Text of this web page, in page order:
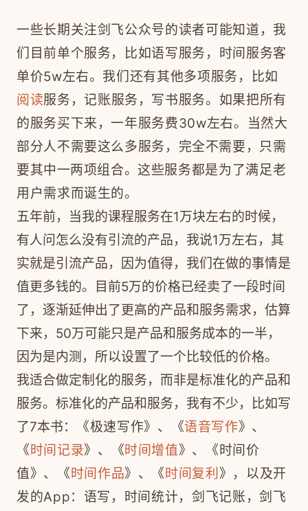
一些长期关注剑飞公众号的读者可能知道，我
们目前单个服务，比如语写服务，时间服务客
单价5w左右。我们还有其他多项服务，比如
阅读服务，记账服务，写书服务。如果把所有
的服务买下来，一年服务费30w左右。
当然大
部分人不需要这么多服务， 完全不需要，只需
要其中一两项组合。 这些服务都是为了满足老
用户需求而诞生的。
五年前，当我的课程服务在1万块左右的时候，
有人问怎么没有引流的产品，我说1万左右，其
实就是引流产品，因为值得，我们在做的事情是
值更多钱的。目前5万的价格已经卖了一段时间
了，逐渐延伸出了更高的产品和服务需求，估算
下来，50万可能只是产品和服务成本的一半，
因为是内测，所以设置了一个比较低的价格。
我适合做定制化的服务，而非是标准化的产品和
服务。标准化的产品和服务，我有不少，比如写
了7本书：
《极速写作》、 《语音写作》、
《时间记录》、 《时间增值》、
《时间价
值》、
《时间作品》、 《时间复利 》， 以及开
发的App：语写，时间统计，剑飞记账，剑飞